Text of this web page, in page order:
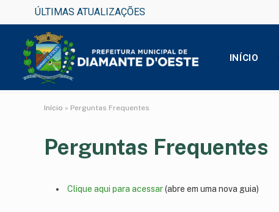
ÚLTIMAS ATUALIZAÇÕES
INÍCIO
Início » Perguntas Frequentes
Perguntas Frequentes
Clique aqui para acessar(abre em uma nova guia)